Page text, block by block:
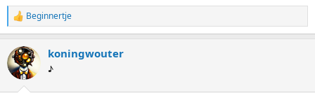
W
a
r
d
e
Beginnertje
koningwouter
♪